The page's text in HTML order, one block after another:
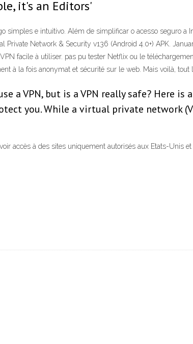
it's an Editors'
simples e intuitivo. Além de simplificar o acesso seguro a
Network & Security v136 (Android 4.0+) APK.
facile à utiliser. pas pu tester Netflix ou le
à la fois anonymat et sécurité sur le web. Mais voilà, tout
a VPN, but is a VPN really safe? Here
you. While a virtual private network
accès à des sites uniquement autorisés aux Etats-Unis